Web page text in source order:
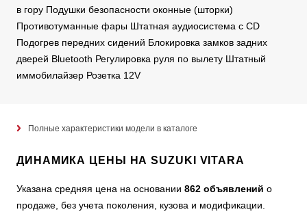
в гору Подушки безопасности оконные (шторки)
Противотуманные фары Штатная аудиосистема с CD
Подогрев передних сидений Блокировка замков задних
дверей Bluetooth Регулировка руля по вылету Штатный
иммобилайзер Розетка 12V
Полные характеристики модели в каталоге
ДИНАМИКА ЦЕНЫ НА SUZUKI VITARA
Указана средняя цена на основании 862 объявлений о
продаже, без учета поколения, кузова и модификации.